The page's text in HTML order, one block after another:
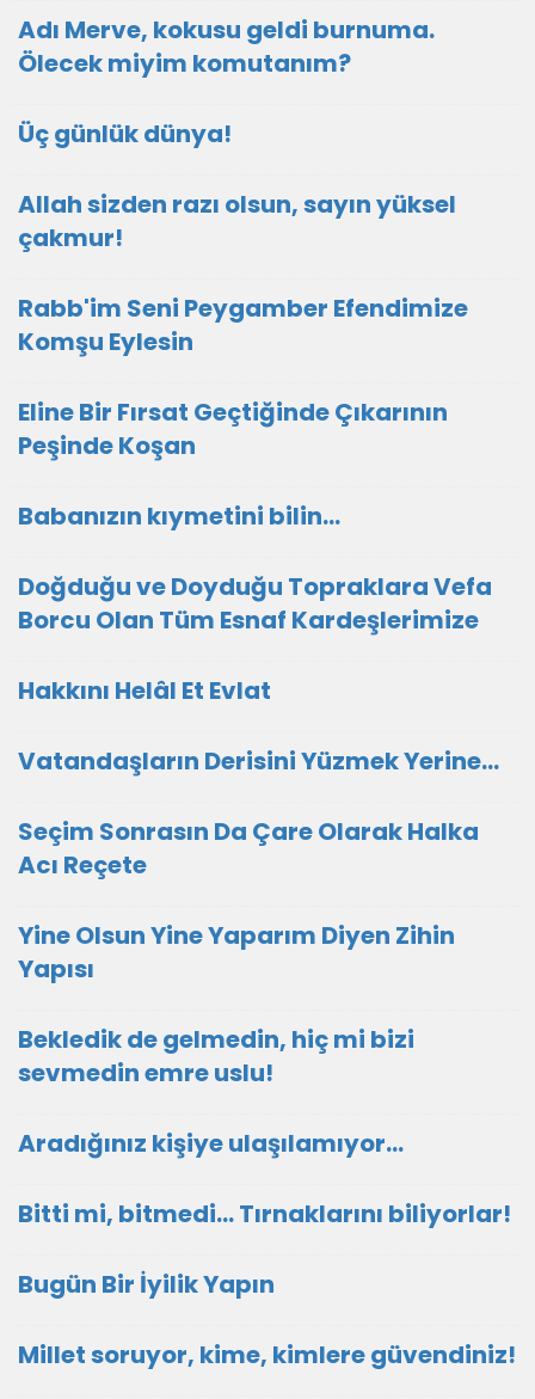
Adı Merve, kokusu geldi burnuma.
Ölecek miyim komutanım?
Üç günlük dünya!
Allah sizden razı olsun, sayın yüksel
çakmur!
Rabb'im Seni Peygamber Efendimize
Komşu Eylesin
Eline Bir Fırsat Geçtiğinde Çıkarının
Peşinde Koşan
Babanızın kıymetini bilin...
Doğduğu ve Doyduğu Topraklara Vefa
Borcu Olan Tüm Esnaf Kardeşlerimize
Hakkını Helâl Et Evlat
Vatandaşların Derisini Yüzmek Yerine…
Seçim Sonrasın Da Çare Olarak Halka
Acı Reçete
Yine Olsun Yine Yaparım Diyen Zihin
Yapısı
Bekledik de gelmedin, hiç mi bizi
sevmedin emre uslu!
Aradığınız kişiye ulaşılamıyor...
Bitti mi, bitmedi... Tırnaklarını biliyorlar!
Bugün Bir İyilik Yapın
Millet soruyor, kime, kimlere güvendiniz!